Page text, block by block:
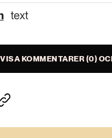
text
VISA KOMMENTARER (0)